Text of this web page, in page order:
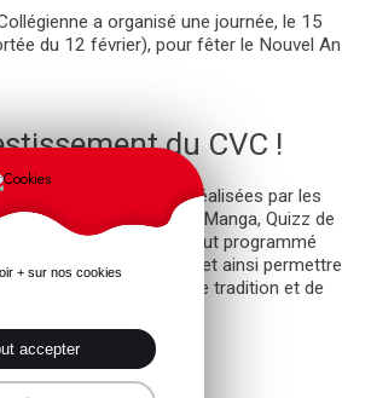
a organisé une journée, le 15
du 12 février), pour fêter le Nouvel An
du CVC !
lanternes chinoises réalisées par les
au self, Concours de Manga, Quizz de
Chine, les élèves ont tout programmé
fête du Nouvel an lunaire et ainsi permettre
de connaître une nouvelle tradition et de
Année)
+ sur nos cookies
accepter